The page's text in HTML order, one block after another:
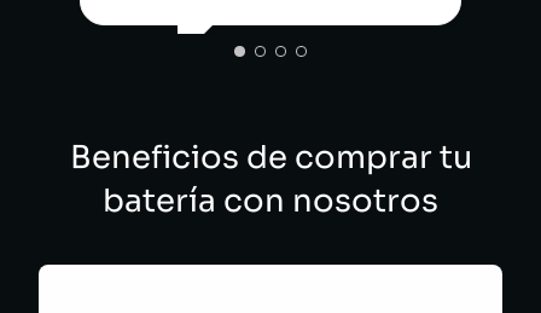
Beneficios de comprar tu
batería con nosotros